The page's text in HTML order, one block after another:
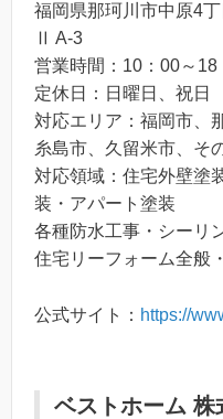
福岡県那珂川市中原4
Ⅱ A-3
営業時間：10：00～18
定休日：日曜日、祝日
対応エリア：福岡市、
糸島市、久留米市、そ
対応領域：住宅外壁塗
装・アパート塗装
各種防水工事・シーリ
住宅リーフォーム全般
公式サイト： https://
ベストホーム 株